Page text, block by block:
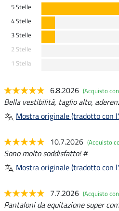
5 Stelle
4 Stelle
3 Stelle
2 Stelle
1 Stella
6.8.2026 (Acquisto
Bella vestibilità, taglio alto,
Mostra originale (tradotto con
10.7.2026 (Acquisto
Sono molto soddisfatto! #
Mostra originale (tradotto con
7.7.2026 (Acquisto
Pantaloni da equitazione super